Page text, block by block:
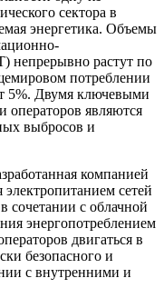
сектора в
энергетика. Объемы
непрерывно растут по
потреблении
5%. Двумя ключевыми
операторов являются
выбросов и
компанией
сетей
сочетании с облачной
энергопотреблением
двигаться в
безопасного и
с внутренними и